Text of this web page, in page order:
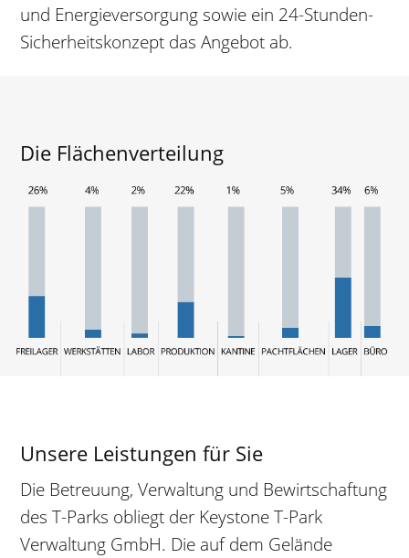
und Energieversorgung sowie ein 24-Stunden-
Sicherheitskonzept das Angebot ab.
Die Flächenverteilung
Unsere Leistungen für Sie
Die Betreuung, Verwaltung und Bewirtschaftung
des T-Parks obliegt der Keystone T-Park
Verwaltung GmbH. Die auf dem Gelände